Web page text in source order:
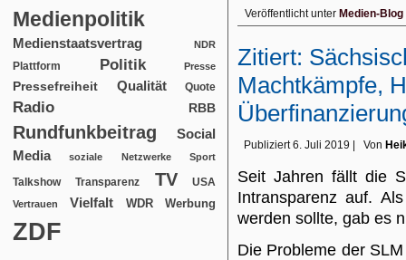
Medienpolitik
Medienstaatsvertrag NDR
Plattform Politik Presse
Pressefreiheit Qualität Quote
Radio RBB
Rundfunkbeitrag
Social
Media
soziale Netzwerke Sport
Talkshow Transparenz TV USA
Vertrauen Vielfalt WDR Werbung
ZDF
Veröffentlicht unter Medien-Blog
Zitiert:
Machtkämpfe,
Publiziert 6. Juli 2019 Von
Seit Jahren fällt die
Intransparenz auf.
werden sollte, gab es
Die Probleme der